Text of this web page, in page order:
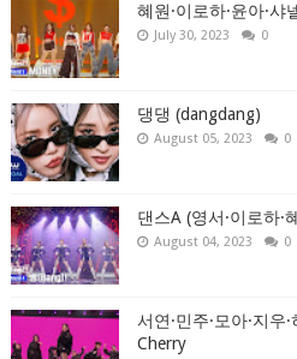
혜원·이로하·윤아·샤
July 30, 2023 0
댕댕 (dangdang)
August 05, 2023 0
댄스A (영서·이로하
August 04, 2023 0
서연·민주·모아·지
Cherry